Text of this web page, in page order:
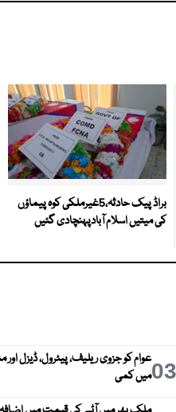
براڈ پیک حادثہ،5غیرملکی کوہ پیماؤں
کی میتیں اسلام آبادپہنچادی گئیں
03عوام کو جزوی ریلیف، پیٹرول، ڈیزل
میں کمی